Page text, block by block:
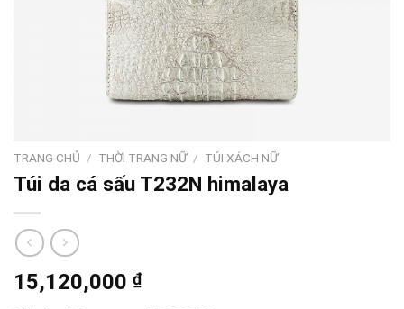
TRANG CHỦ / THỜI TRANG NỮ / TÚI XÁCH NỮ
Túi da cá sấu T232N himalaya
15,120,000 ₫